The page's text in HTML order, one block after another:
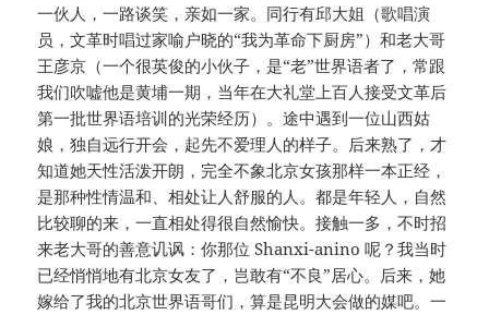
一伙人，一路谈笑，亲如一家。同行有邱大姐（歌唱演
员，文革时唱过家喻户晓的“我为革命下厨房”）和老大哥
王彦京（一个很英俊的小伙子，是“老”世界语者了，常跟
我们吹嘘他是黄埔一期，当年在大礼堂上百人接受文革后
第一批世界语培训的光荣经历）。途中遇到一位山西姑
娘，独自远行开会，起先不爱理人的样子。后来熟了，才
知道她天性活泼开朗，完全不象北京女孩那样一本正经，
是那种性情温和、相处让人舒服的人。都是年轻人，自然
比较聊的来，一直相处得很自然愉快。接触一多，不时招
来老大哥的善意讥讽：你那位 Shanxi-anino 呢？我当时
已经悄悄地有北京女友了，岂敢有“不良”居心。后来，她
嫁给了我的北京世界语哥们，算是昆明大会做的媒吧。一